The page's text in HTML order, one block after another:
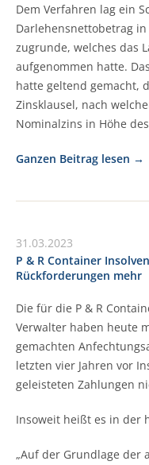
Dem Verfahren lag ein
Darlehensnettobetrag in
zugrunde, welches das
aufgenommen hatte.
hatte geltend gemacht,
Zinsklausel, nach
Nominalzins in Höhe
Ganzen Beitrag lesen
31.03.2023
P & R Container
Rückforderungen mehr
Die für die P & R
Verwalter haben heute
gemachten
letzten vier Jahren vor
geleisteten Zahlungen
Insoweit heißt es in der
„Auf der Grundlage der